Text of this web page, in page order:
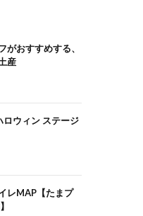
がおすすめする、
産
ウィン ステージ
レMAP【たまプ